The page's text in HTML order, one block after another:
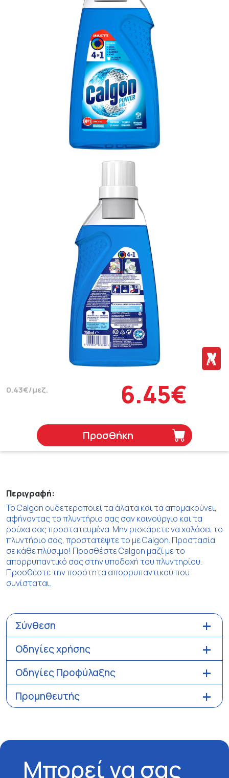
0.43€/μεζ. 6.45€
Προσθήκη
Περιγραφή:
Το Calgon ουδετεροποιεί τα άλατα και τα απομακρύνει,
αφήνοντας το πλυντήριο σας σαν καινούργιο και τα
ρούχα σας προστατευμένα. Μην ρισκάρετε να χαλάσει το
πλυντήριο σας, προστατέψτε το με Calgon. Προστασία
σε κάθε πλύσιμο! Προσθέστε Calgon μαζί με το
απορρυπαντικό σας στην υποδοχή του πλυντηρίου.
Προσθέστε την ποσότητα απορρυπαντικού που
συνίσταται.
Σύνθεση
Οδηγίες χρήσης
Οδηγίες Προφύλαξης
Προμηθευτής
Μπορεί να σας